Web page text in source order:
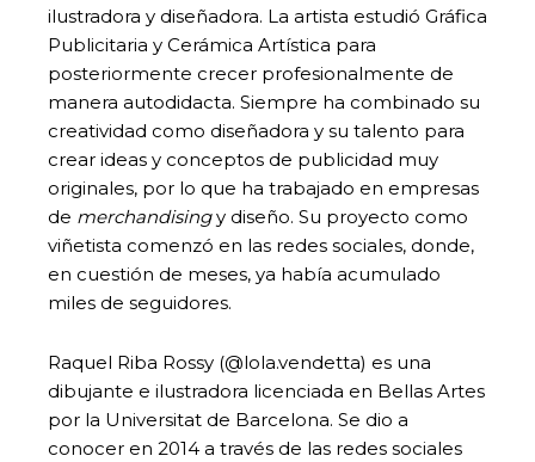
ilustradora y diseñadora. La artista estudió Gráfica
Publicitaria y Cerámica Artística para
posteriormente crecer profesionalmente de
manera autodidacta. Siempre ha combinado su
creatividad como diseñadora y su talento para
crear ideas y conceptos de publicidad muy
originales, por lo que ha trabajado en empresas
de merchandisingy diseño. Su proyecto como
viñetista comenzó en las redes sociales, donde,
en cuestión de meses, ya había acumulado
miles de seguidores.
Raquel Riba Rossy (@lola.vendetta) es una
dibujante e ilustradora licenciada en Bellas Artes
por la Universitat de Barcelona. Se dio a
conocer en 2014 a través de las redes sociales